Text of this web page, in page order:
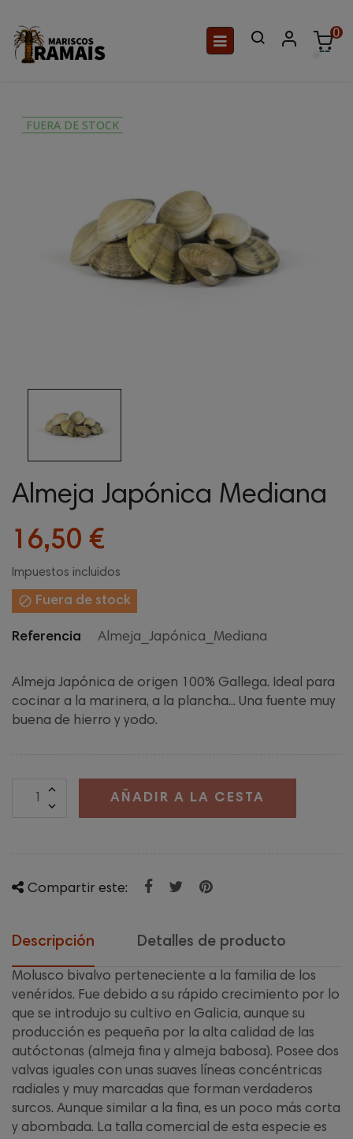
Navegación
de
☰ 0
FUERA DE STOCK
Almeja Japónica Mediana
16,50 €
Impuestos incluidos
 Fuera de stock
Referencia Almeja_Japónica_Mediana
Almeja Japónica de origen 100% Gallega. Ideal para
cocinar a la marinera, a la plancha... Una fuente muy
buena de hierro y yodo.
AÑADIR A LA CESTA
Compartir este:
Descripción Detalles de producto
Molusco bivalvo perteneciente a la familia de los
venéridos. Fue debido a su rápido crecimiento por lo
que se introdujo su cultivo en Galicia, aunque su
producción es pequeña por la alta calidad de las
autóctonas (almeja fina y almeja babosa). Posee dos
valvas iguales con unas suaves líneas concéntricas
radiales y muy marcadas que forman verdaderos
surcos. Aunque similar a la fina, es un poco más corta
y abombada. La talla comercial de esta especie es